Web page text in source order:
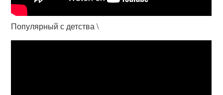
Популярный с детства \